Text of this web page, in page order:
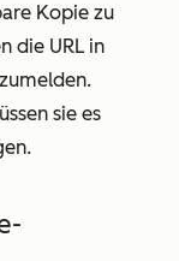
Kopie zu
die URL in
sie es